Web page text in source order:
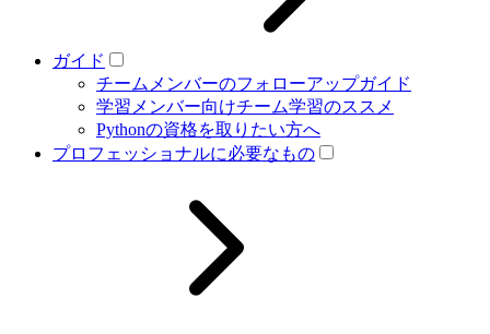
ガイド
チームメンバーのフォローアップガイド
学習メンバー向けチーム学習のススメ
Pythonの資格を取りたい方へ
プロフェッショナルに必要なもの